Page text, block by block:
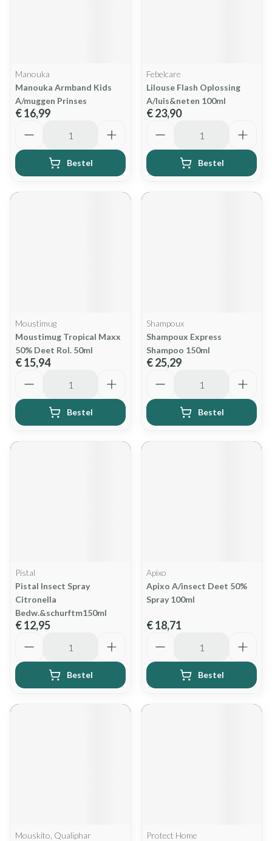
Manouka
Manouka Armband Kids
A/muggen Prinses
€ 16,99
Bestel
Febelcare
Lilouse Flash Oplossing
A/luis&neten 100ml
€ 23,90
Bestel
Moustimug
Moustimug Tropical Maxx
50% Deet Rol. 50ml
€ 15,94
Bestel
Shampoux
Shampoux Express
Shampoo 150ml
€ 25,29
Bestel
Pistal
Pistal Insect Spray
Citronella
Bedw.&schurftm150ml
€ 12,95
Bestel
Apixo
Apixo A/insect Deet 50%
Spray 100ml
€ 18,71
Bestel
Mouskito, Qualiphar
Protect Home